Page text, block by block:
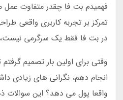
فهمیدم بت فا چقدر متفاوت عمل
تمرکز بر تجربه کاربری واقعی
در بت فا فقط یک سرگرمی
وقتی برای اولین بار تصمیم
انجام دهم، نگرانی های زیادی
واقعا پول می دهد؟ این سوالات